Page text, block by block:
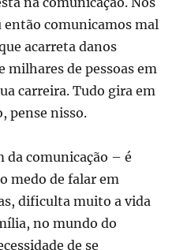
comunicamos mal
acarreta danos
milhares de pessoas em
carreira. Tudo gira em
pense nisso.
da comunicação – é
medo de falar em
dificulta muito a vida
no mundo do
de se